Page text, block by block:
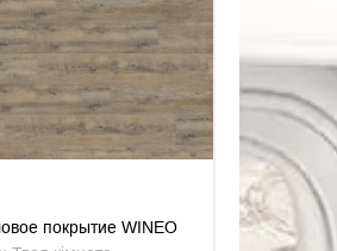
покрытие WINEO
DB Wood Embrace